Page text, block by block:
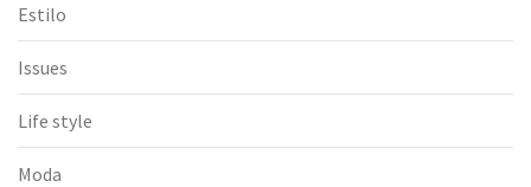
Estilo
Issues
Life style
Moda